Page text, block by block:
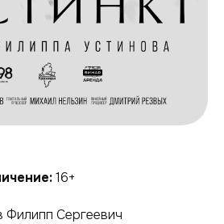
16+
Филипп Сергеевич